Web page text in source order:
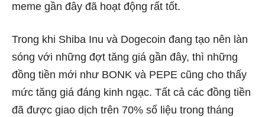
meme gần đây đã hoạt động rất tốt.
Trong khi Shiba Inu và Dogecoin đang tạo nên làn
sóng với những đợt tăng giá gần đây, thì những
đồng tiền mới như BONK và PEPE cũng cho thấy
mức tăng giá đáng kinh ngạc. Tất cả các đồng tiền
đã được giao dịch trên 70% số liệu trong tháng